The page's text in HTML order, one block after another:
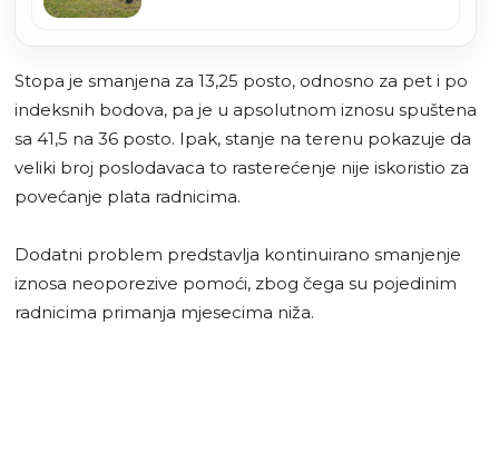
Stopa je smanjena za 13,25 posto, odnosno za pet i po
indeksnih bodova, pa je u apsolutnom iznosu spuštena
sa 41,5 na 36 posto. Ipak, stanje na terenu pokazuje da
veliki broj poslodavaca to rasterećenje nije iskoristio za
povećanje plata radnicima.
Dodatni problem predstavlja kontinuirano smanjenje
iznosa neoporezive pomoći, zbog čega su pojedinim
radnicima primanja mjesecima niža.